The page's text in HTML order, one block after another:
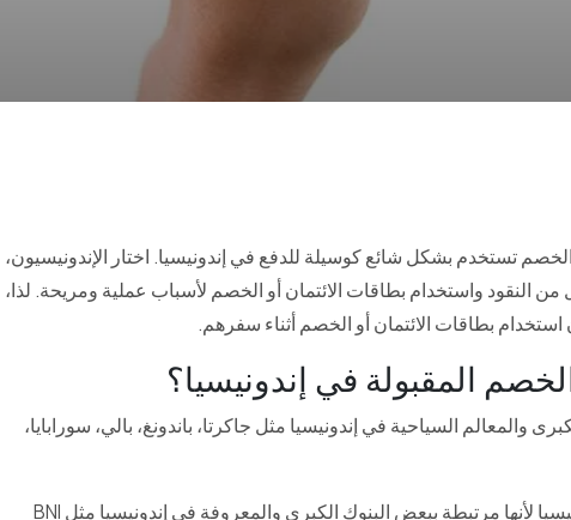
تستخدم بشكل شائع كوسيلة للدفع في إندونيسيا. اختار الإندونيسيون،
واستخدام بطاقات الائتمان أو الخصم لأسباب عملية ومريحة. لذا،
استخدام بطاقات الائتمان أو الخصم أثناء سفرهم.
المقبولة في إندونيسيا؟
السياحية في إندونيسيا مثل جاكرتا، باندونغ، بالي، سورابايا،
تُقبل بطاقات مثل JCB (مكتب الائتمان الياباني) في إندونيسيا لأنها مرتبطة ببعض البنوك الكبرى والمعروفة في إندونيسيا مثل BNI